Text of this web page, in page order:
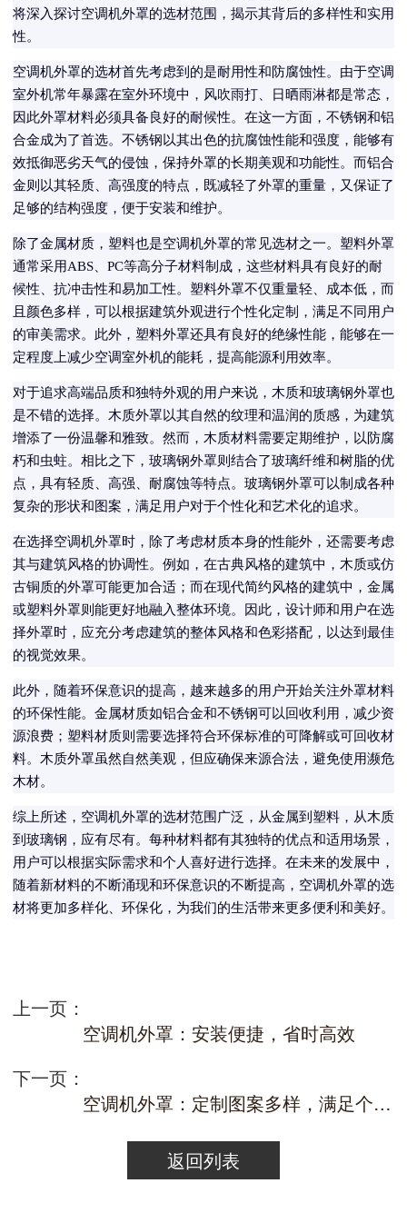
将深入探讨空调机外罩的选材范围，揭示其背后的多样性和实用
性。
空调机外罩的选材首先考虑到的是耐用性和防腐蚀性。由于空调
室外机常年暴露在室外环境中，风吹雨打、日晒雨淋都是常态，
因此外罩材料必须具备良好的耐候性。在这一方面，不锈钢和铝
合金成为了首选。不锈钢以其出色的抗腐蚀性能和强度，能够有
效抵御恶劣天气的侵蚀，保持外罩的长期美观和功能性。而铝合
金则以其轻质、高强度的特点，既减轻了外罩的重量，又保证了
足够的结构强度，便于安装和维护。
除了金属材质，塑料也是空调机外罩的常见选材之一。塑料外罩
通常采用ABS、PC等高分子材料制成，这些材料具有良好的耐
候性、抗冲击性和易加工性。塑料外罩不仅重量轻、成本低，而
且颜色多样，可以根据建筑外观进行个性化定制，满足不同用户
的审美需求。此外，塑料外罩还具有良好的绝缘性能，能够在一
定程度上减少空调室外机的能耗，提高能源利用效率。
对于追求高端品质和独特外观的用户来说，木质和玻璃钢外罩也
是不错的选择。木质外罩以其自然的纹理和温润的质感，为建筑
增添了一份温馨和雅致。然而，木质材料需要定期维护，以防腐
朽和虫蛀。相比之下，玻璃钢外罩则结合了玻璃纤维和树脂的优
点，具有轻质、高强、耐腐蚀等特点。玻璃钢外罩可以制成各种
复杂的形状和图案，满足用户对于个性化和艺术化的追求。
在选择空调机外罩时，除了考虑材质本身的性能外，还需要考虑
其与建筑风格的协调性。例如，在古典风格的建筑中，木质或仿
古铜质的外罩可能更加合适；而在现代简约风格的建筑中，金属
或塑料外罩则能更好地融入整体环境。因此，设计师和用户在选
择外罩时，应充分考虑建筑的整体风格和色彩搭配，以达到最佳
的视觉效果。
此外，随着环保意识的提高，越来越多的用户开始关注外罩材料
的环保性能。金属材质如铝合金和不锈钢可以回收利用，减少资
源浪费；塑料材质则需要选择符合环保标准的可降解或可回收材
料。木质外罩虽然自然美观，但应确保来源合法，避免使用濒危
木材。
综上所述，空调机外罩的选材范围广泛，从金属到塑料，从木质
到玻璃钢，应有尽有。每种材料都有其独特的优点和适用场景，
用户可以根据实际需求和个人喜好进行选择。在未来的发展中，
随着新材料的不断涌现和环保意识的不断提高，空调机外罩的选
材将更加多样化、环保化，为我们的生活带来更多便利和美好。
上一页：
空调机外罩：安装便捷，省时高效
下一页：
空调机外罩：定制图案多样，满足个性需求
返回列表